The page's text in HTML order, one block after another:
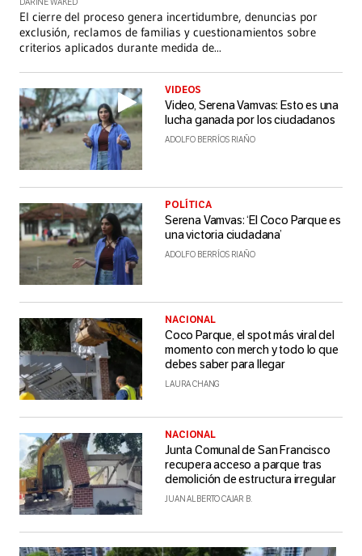
DARINE WAKED
El cierre del proceso genera incertidumbre, denuncias por
exclusión, reclamos de familias y cuestionamientos sobre
criterios aplicados durante medida de...
VIDEOS
Video, Serena Vamvas: Esto es una
lucha ganada por los ciudadanos
ADOLFO BERRÍOS RIAÑO
POLÍTICA
Serena Vamvas: ‘El Coco Parque es
una victoria ciudadana’
ADOLFO BERRÍOS RIAÑO
NACIONAL
Coco Parque, el spot más viral del
momento con merch y todo lo que
debes saber para llegar
LAURA CHANG
NACIONAL
Junta Comunal de San Francisco
recupera acceso a parque tras
demolición de estructura irregular
JUAN ALBERTO CAJAR B.